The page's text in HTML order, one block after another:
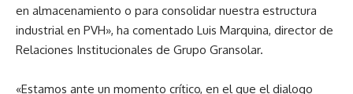
en almacenamiento o para consolidar nuestra estructura
industrial en PVH», ha comentado Luis Marquina, director de
Relaciones Institucionales de Grupo Gransolar.
«Estamos ante un momento crítico, en el que el dialogo